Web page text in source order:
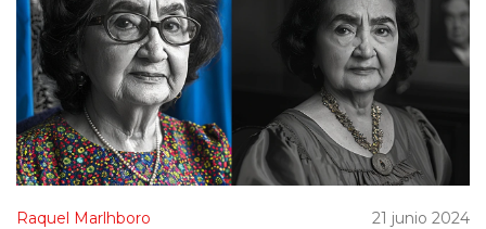
Raquel Marlhboro 21 junio 2024